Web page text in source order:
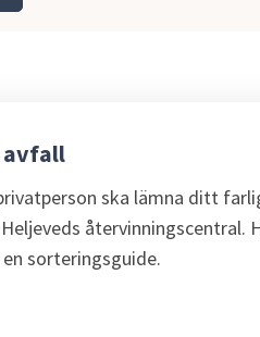
avfall
ska lämna ditt
återvinningscentral.
sorteringsguide.